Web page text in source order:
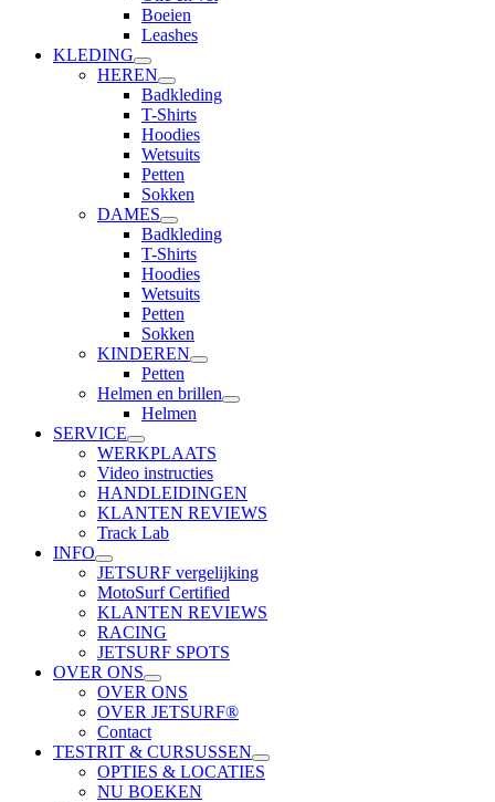
Boeien
Leashes
KLEDING
HEREN
Badkleding
T-Shirts
Hoodies
Wetsuits
Petten
Sokken
DAMES
Badkleding
T-Shirts
Hoodies
Wetsuits
Petten
Sokken
KINDEREN
Petten
Helmen en brillen
Helmen
SERVICE
WERKPLAATS
Video instructies
HANDLEIDINGEN
KLANTEN REVIEWS
Track Lab
INFO
JETSURF vergelijking
MotoSurf Certified
KLANTEN REVIEWS
RACING
JETSURF SPOTS
OVER ONS
OVER ONS
OVER JETSURF®
Contact
TESTRIT & CURSUSSEN
OPTIES & LOCATIES
NU BOEKEN